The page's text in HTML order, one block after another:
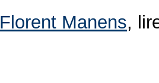
Florent Manens,